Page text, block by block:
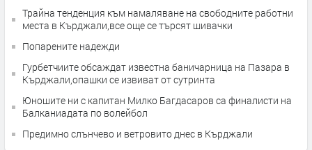
Трайна тенденция към намаляване на свободните работни
места в Кърджали,все още се търсят шивачки
Попарените надежди
Гурбетчиите обсаждат известна баничарница на Пазара в
Кърджали,опашки се извиват от сутринта
Юношите ни с капитан Милко Багдасаров са финалисти на
Балканиадата по волейбол
Предимно слънчево и ветровито днес в Кърджали